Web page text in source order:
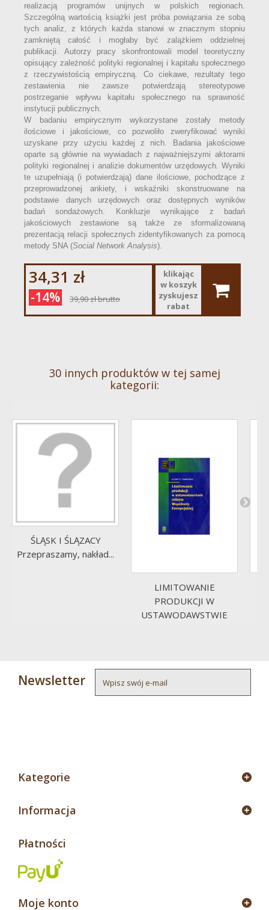
realizacją programów unijnych w polskich regionach.
Szczególną wartością książki jest próba powiązania ze sobą
tych analiz, z których każda stanowi w znacznym stopniu
zamkniętą całość i mogłaby być zalążkiem oddzielnej
publikacji. Autorzy pracy skonfrontowali model teoretyczny
opisujący zależność polityki regionalnej i kapitału społecznego
z rzeczywistością empiryczną. Co ciekawe, rezultaty tego
zestawienia nie zawsze potwierdzają stereotypowe
postrzeganie wpływu kapitału społecznego na sprawność
instytucji publicznych.
W badaniu empirycznym wykorzystane zostały metody
ilościowe i jakościowe, co pozwoliło zweryfikować wyniki
uzyskane przy użyciu każdej z nich. Badania jakościowe
oparte są głównie na wywiadach z najważniejszymi aktorami
polityki regionalnej i analizie dokumentów urzędowych. Wyniki
te uzupełniają (i potwierdzają) dane ilościowe, pochodzące z
przeprowadzonej ankiety, i wskaźniki skonstruowane na
podstawie danych urzędowych oraz dostępnych wyników
badań sondażowych. Konkluzje wynikające z badań
jakościowych zestawione są także ze sformalizowaną
prezentacją relacji społecznych zidentyfikowanych za pomocą
metody SNA (Social Network Analysis).
34,31 zł
-14% 39,90 złbrutto
klikając
w koszyk
zyskujesz
rabat
30 innych produktów w tej samej
kategorii:
ŚLĄSK I ŚLĄZACY
Przepraszamy, nakład...
LIMITOWANIE
PRODUKCJI W
USTAWODAWSTWIE
Newsletter
Kategorie
Informacja
Płatności
Moje konto